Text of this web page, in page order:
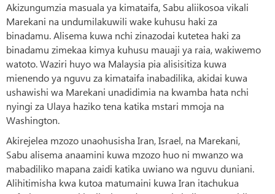
Akizungumzia masuala ya kimataifa, Sabu aliikosoa vikali
Marekani na undumilakuwili wake kuhusu haki za
binadamu. Alisema kuwa nchi zinazodai kutetea haki za
binadamu zimekaa kimya kuhusu mauaji ya raia, wakiwemo
watoto. Waziri huyo wa Malaysia pia alisisitiza kuwa
mienendo ya nguvu za kimataifa inabadilika, akidai kuwa
ushawishi wa Marekani unadidimia na kwamba hata nchi
nyingi za Ulaya haziko tena katika mstari mmoja na
Washington.
Akirejelea mzozo unaohusisha Iran, Israel, na Marekani,
Sabu alisema anaamini kuwa mzozo huo ni mwanzo wa
mabadiliko mapana zaidi katika uwiano wa nguvu duniani.
Alihitimisha kwa kutoa matumaini kuwa Iran itachukua